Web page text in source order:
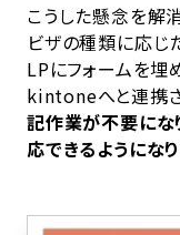
こうした懸念を解
ビザの種類に応じ
LPにフォームを埋
kintoneへと連携さ
記作業が不要にな
応できるようになり